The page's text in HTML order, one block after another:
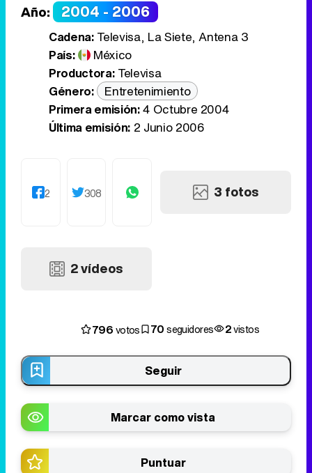
Año: 2004 - 2006
Cadena:Televisa, La Siete, Antena 3
País:
México
Productora: Televisa
Género:
Entretenimiento
Primera emisión:4 Octubre 2004
Última emisión:2 Junio 2006
2 308 3 fotos
2 vídeos
796votos 70seguidores 2vistos
Seguir
Marcar como vista
Puntuar